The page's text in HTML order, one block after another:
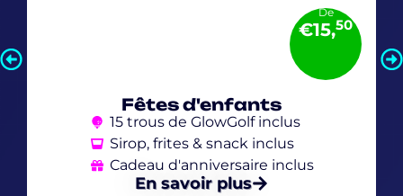
De
€15,50
Fêtes d'enfants
15 trous de GlowGolf inclus
Sirop, frites & snack inclus
Cadeau d'anniversaire inclus
En savoir plus